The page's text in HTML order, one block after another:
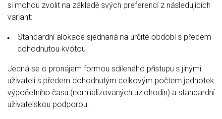
si mohou zvolit na základě svých preferencí z následujících
variant:
Standardní alokace sjednaná na určité období s předem
dohodnutou kvótou
Jedná se o pronájem formou sdíleného přístupu s jinými
uživateli s předem dohodnutým celkovým počtem jednotek
výpočetního času (normalizovaných uzlohodin) a standardní
uživatelskou podporou.